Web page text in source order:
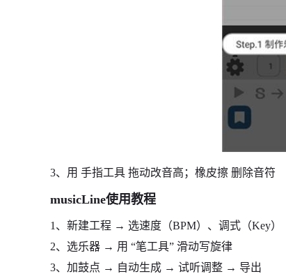
3、用 手指工具 拖动改音高；橡皮擦 删除音符
musicLine使用教程
1、新建工程 → 选速度（BPM）、调式（Key）
2、选乐器 → 用 “笔工具” 滑动写旋律
3、加鼓点 → 自动生成 → 试听调整 → 导出